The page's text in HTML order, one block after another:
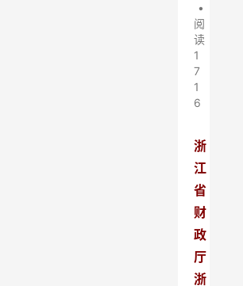
•
阅
读
1
7
1
6
浙
江
省
财
政
厅
浙